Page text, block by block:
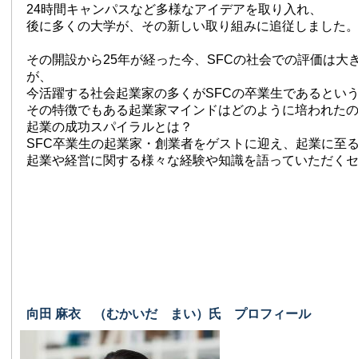
24時間キャンパスなど多様なアイデアを取り入れ、
後に多くの大学が、その新しい取り組みに追従しました。
その開設から25年が経った今、SFCの社会での評価は大
が、
今活躍する社会起業家の多くがSFCの卒業生であるとい
その特徴でもある起業家マインドはどのように培われた
起業の成功スパイラルとは？
SFC卒業生の起業家・創業者をゲストに迎え、起業に至
起業や経営に関する様々な経験や知識を語っていただく
向田 麻衣 （むかいだ まい）氏 プロフィール